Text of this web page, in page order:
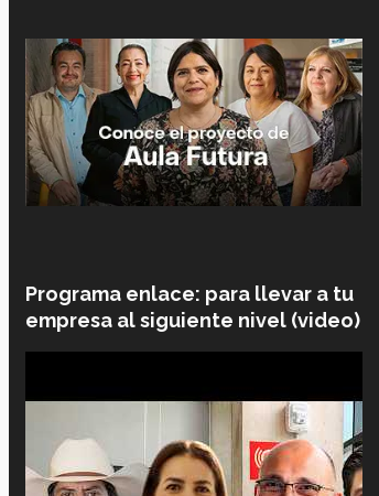
Programa enlace: para llevar a tu
empresa al siguiente nivel (video)